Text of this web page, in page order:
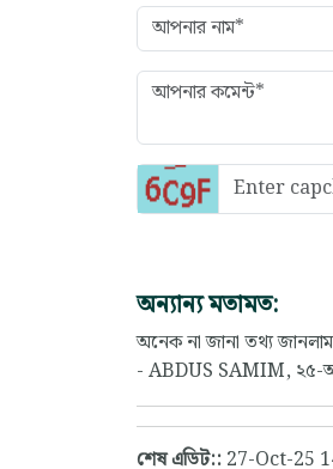
অন্যান্য মতামত:
অনেক না জানা তথ্য
- ABDUS SAMIM, ২৫-
শেষ এডিট:: 27-Oct-25